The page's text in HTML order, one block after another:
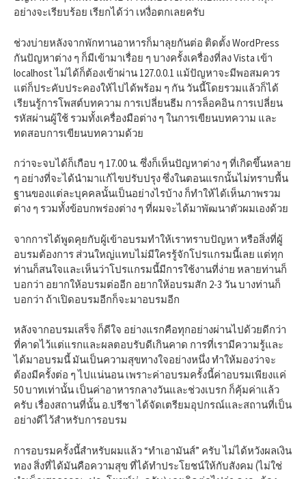
อย่างจะเรียบร้อย เรียกได้ว่า เหงื่อตกเลยครับ
ช่วงบ่ายหลังจากพักทานอาหารก็มาลุยกันต่อ ติดตั้ง WordPress
กันปัญหาต่าง ๆ ก็มีเข้ามาเรื่อย ๆ บางครั้งเครื่องที่ลง Vista เข้า
localhost ไม่ได้ก็ต้องเข้าผ่าน 127.0.0.1 แม้ปัญหาจะมีพอสมควร
แต่ก็ประคับประคองให้ไปได้พร้อม ๆ กัน วันนี้โดยรวมแล้วก็ได้
เรียนรู้การโพสต์บทความ การเปลี่ยนธีม การล็อคอิน การเปลี่ยน
รหัสผ่านผู้ใช้ รวมทั้งเครื่องมือต่าง ๆ ในการเขียนบทความ และ
ทดสอบการเขียนบทความด้วย
กว่าจะจบได้ก็เกือบ ๆ 17.00 น. ซึ่งก็เห็นปัญหาต่าง ๆ ที่เกิดขึ้นหลาย
ๆ อย่างที่จะได้นำมาแก้ไขปรับปรุง ซึ่งในตอนแรกนั้นไม่ทราบพื้น
ฐานของแต่ละบุคคลนั้นเป็นอย่างไรบ้าง ก็ทำให้ได้เห็นภาพรวม
ต่าง ๆ รวมทั้งข้อบกพร่องต่าง ๆ ที่ผมจะได้มาพัฒนาตัวผมเองด้วย
จากการได้พูดคุยกับผู้เข้าอบรมทำให้เราทราบปัญหา หรือสิ่งที่ผู้
อบรมต้องการ ส่วนใหญ่แทบไม่มีใครรู้จักโปรแกรมนี้เลย แต่ทุก
ท่านก็สนใจและเห็นว่าโปรแกรมนี้มีการใช้งานที่ง่าย หลายท่านก็
บอกว่า อยากให้อบรมต่ออีก อยากให้อบรมสัก 2-3 วัน บางท่านก็
บอกว่า ถ้าเปิดอบรมอีกก็จะมาอบรมอีก
หลังจากอบรมเสร็จ ก็ดีใจ อย่างแรกคือทุกอย่างผ่านไปด้วยดีกว่า
ที่คาดไว้แต่แรกและผลตอบรับดีเกินคาด การที่เรามีความรู้และ
ได้มาอบรมนี้ มันเป็นความสุขทางใจอย่างหนึ่ง ทำให้มองว่าจะ
ต้องมีครั้งต่อ ๆ ไปแน่นอน เพราะค่าอบรมครั้งนี้ค่าอบรมเพียงแค่
50 บาทเท่านั้น เป็นค่าอาหารกลางวันและช่วงเบรก ก็คุ้มค่าแล้ว
ครับ เรื่องสถานที่นั้น อ.ปรีชา ได้จัดเตรียมอุปกรณ์และสถานที่เป็น
อย่างดีไว้สำหรับการอบรม
การอบรมครั้งนี้สำหรับผมแล้ว “ทำเอามันส์” ครับ ไม่ได้หวังผลเงิน
ทอง สิ่งที่ได้มันคือความสุข ที่ได้ทำประโยชน์ให้กับสังคม (ไม่ใช่